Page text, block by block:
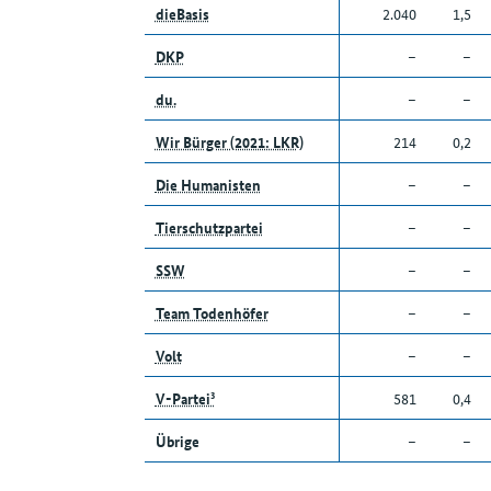
dieBasis 2.040
1,5
DKP
–
–
du.
–
–
Wir Bürger (2021: LKR)
214
0,2
Die Humanisten
–
–
Tierschutzpartei
–
–
SSW
–
–
Team Todenhöfer
–
–
Volt
–
–
V-Partei³
581
0,4
Übrige
– –